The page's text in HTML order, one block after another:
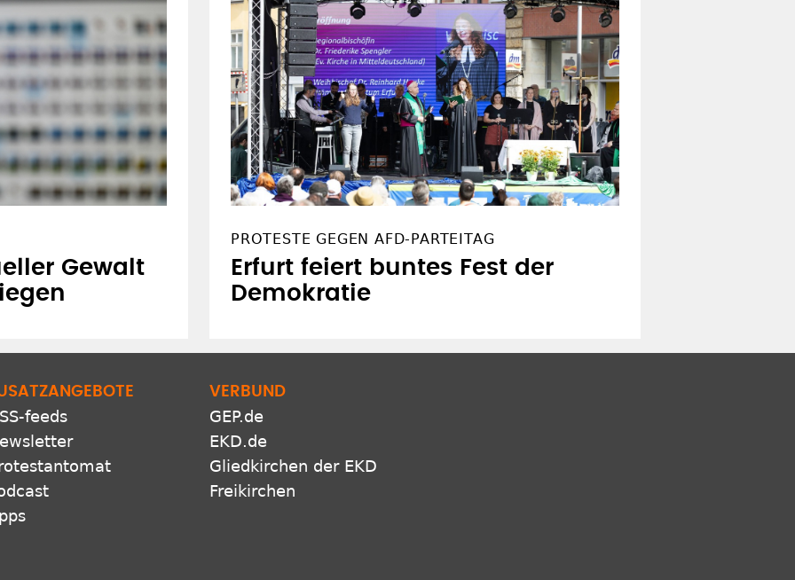
Gewalt
PROTESTE GEGEN AFD-PARTEITAG
Erfurt feiert buntes Fest der
Demokratie
feeds
VERBUND
GEP.de
EKD.de
Gliedkirchen der EKD
Freikirchen